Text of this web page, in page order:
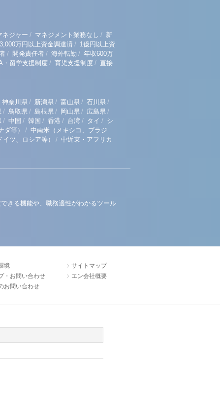
ネジャー / マネジメント業務なし / 新
3,000万円以上資金調達済 / 1億円以上資
/ 開発責任者 / 海外転勤 / 年収600万
・留学支援制度 / 育児支援制度 / 直接
神奈川県 / 新潟県 / 富山県 / 石川県 /
/ 鳥取県 / 島根県 / 岡山県 / 広島県 /
/ 中国 / 韓国 / 香港 / 台湾 / タイ / シ
ダ等） / 中南米（メキシコ、ブラジ
ツ、ロシア等） / 中近東・アフリカ
きる機能や、職務適性がわかるツール
境
・お問い合わせ
お問い合わせ
サイトマップ
エン会社概要